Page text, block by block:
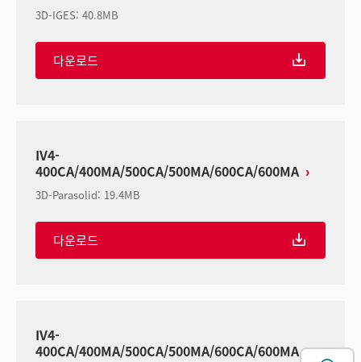
3D-IGES: 40.8MB
다운로드
IV4-
400CA/400MA/500CA/500MA/600CA/600MA
3D-Parasolid: 19.4MB
다운로드
IV4-
400CA/400MA/500CA/500MA/600CA/600MA